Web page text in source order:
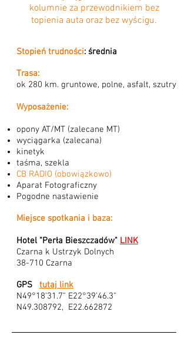
kolumnie za przewodnikiem bez
topienia auta oraz bez wyścigu.
Stopień trudności: średnia
Trasa:
ok 280 km. gruntowe, polne, asfalt, szutry
Wyposażenie:
opony AT/MT (zalecane MT)
wyciągarka (zalecana)
kinetyk
taśma, szekla
CB RADIO (obowiązkowo)
Aparat Fotograficzny
Pogodne nastawienie
Miejsce spotkania i baza:
Hotel "Perła Bieszczadów" LINK
Czarna k Ustrzyk Dolnych
38-710 Czarna
GPS tutaj link
N49°18'31.7" E22°39'46.3"
N49.308792, E22.662872